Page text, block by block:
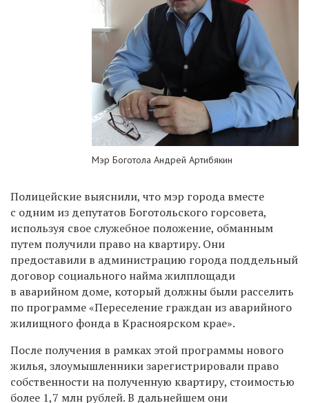
Мэр Боготола Андрей Артибякин
Полицейские выяснили, что мэр города вместе
с одним из депутатов Боготольского горсовета,
используя свое служебное положение, обманным
путем получили право на квартиру. Они
предоставили в администрацию города поддельный
договор социального найма жилплощади
в аварийном доме, который должны были расселить
по программе «Переселение граждан из аварийного
жилищного фонда в Красноярском крае».
После получения в рамках этой программы нового
жилья, злоумышленники зарегистрировали право
собственности на полученную квартиру, стоимостью
более 1,7 млн рублей. В дальнейшем они